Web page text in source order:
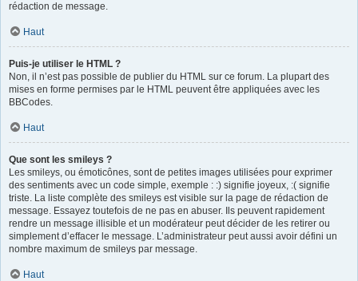
rédaction de message.
Haut
Puis-je utiliser le HTML ?
Non, il n’est pas possible de publier du HTML sur ce forum. La plupart des
mises en forme permises par le HTML peuvent être appliquées avec les
BBCodes.
Haut
Que sont les smileys ?
Les smileys, ou émoticônes, sont de petites images utilisées pour exprimer
des sentiments avec un code simple, exemple : :) signifie joyeux, :( signifie
triste. La liste complète des smileys est visible sur la page de rédaction de
message. Essayez toutefois de ne pas en abuser. Ils peuvent rapidement
rendre un message illisible et un modérateur peut décider de les retirer ou
simplement d’effacer le message. L’administrateur peut aussi avoir défini un
nombre maximum de smileys par message.
Haut